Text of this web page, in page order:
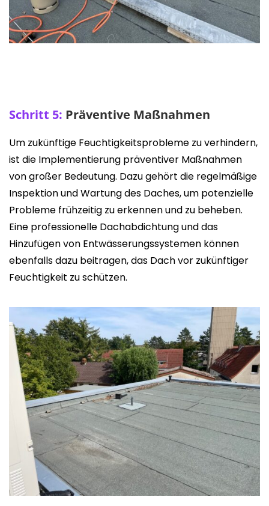
Schritt 5: Präventive Maßnahmen
Um zukünftige Feuchtigkeitsprobleme zu verhindern,
ist die Implementierung präventiver Maßnahmen
von großer Bedeutung. Dazu gehört die regelmäßige
Inspektion und Wartung des Daches, um potenzielle
Probleme frühzeitig zu erkennen und zu beheben.
Eine professionelle Dachabdichtung und das
Hinzufügen von Entwässerungssystemen können
ebenfalls dazu beitragen, das Dach vor zukünftiger
Feuchtigkeit zu schützen.